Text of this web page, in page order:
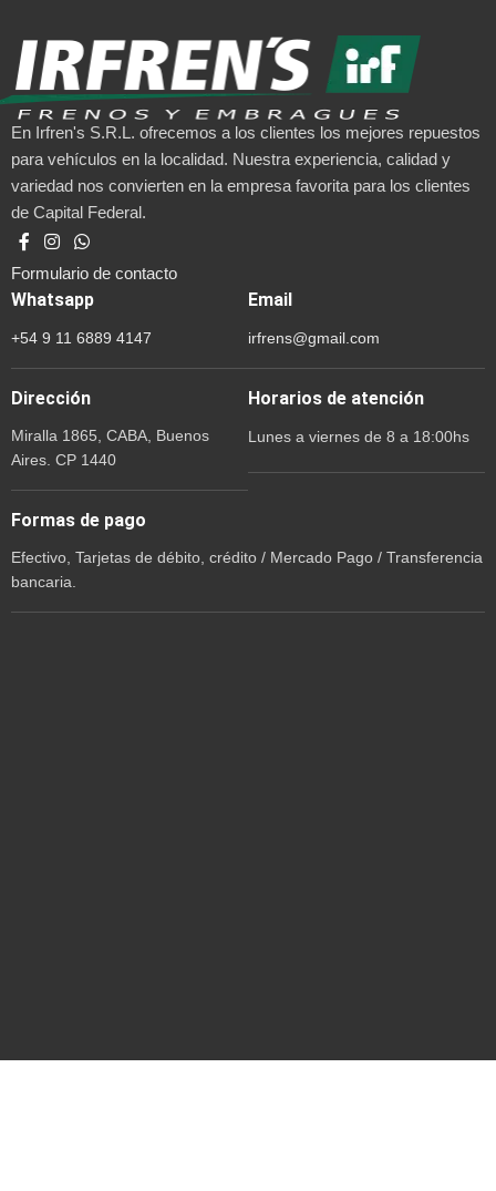
En Irfren's S.R.L. ofrecemos a los clientes los mejores repuestos
para vehículos en la localidad. Nuestra experiencia, calidad y
variedad nos convierten en la empresa favorita para los clientes
de Capital Federal.
Formulario de contacto
Whatsapp
+54 9 11 6889 4147
Email
irfrens@gmail.com
Dirección
Miralla 1865, CABA, Buenos
Aires. CP 1440
Horarios de atención
Lunes a viernes de 8 a 18:00hs
Formas de pago
Efectivo, Tarjetas de débito, crédito / Mercado Pago / Transferencia
bancaria.